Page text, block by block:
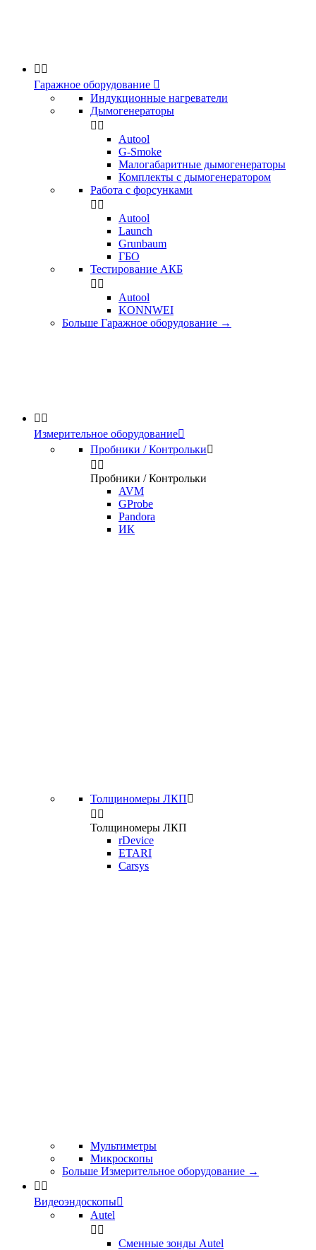
 
Гаражное оборудование 
Индукционные нагреватели
Дымогенераторы
 
Аutool
G-Smoke
Малогабаритные дымогенераторы
Комплекты с дымогенератором
Работа с форсунками
 
Autool
Launch
Grunbaum
ГБО
Тестирование АКБ
 
Autool
KONNWEI
Больше Гаражное оборудование →
 
Измерительное оборудование
Пробники / Контрольки
 
Пробники / Контрольки
AVM
GProbe
Pandora
ИК
Толщиномеры ЛКП
 
Толщиномеры ЛКП
rDevice
ETARI
Carsys
Мультиметры
Микроскопы
Больше Измерительное оборудование →
 
Видеоэндоскопы
Autel
 
Сменные зонды Autel